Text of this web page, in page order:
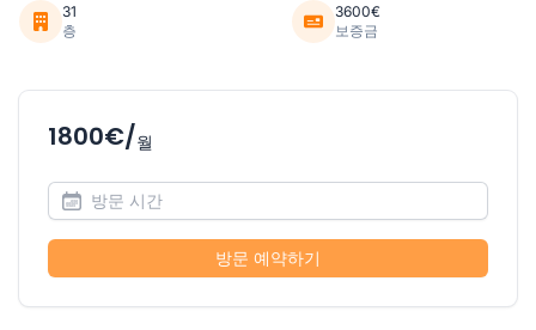
31
층
3600€
보증금
1800€/월
방문 예약하기